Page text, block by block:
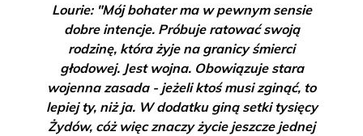
Lourie: "Mój bohater ma w pewnym sensie
dobre intencje. Próbuje ratować swoją
rodzinę, która żyje na granicy śmierci
głodowej. Jest wojna. Obowiązuje stara
wojenna zasada - jeżeli ktoś musi zginąć, to
lepiej ty, niż ja. W dodatku giną setki tysięcy
Żydów, cóż więc znaczy życie jeszcze jednej